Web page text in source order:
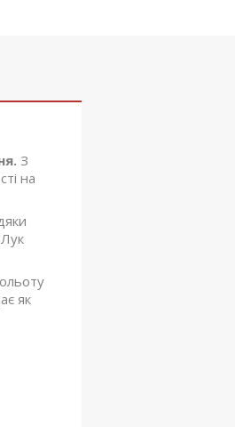
З
на
Лук
як